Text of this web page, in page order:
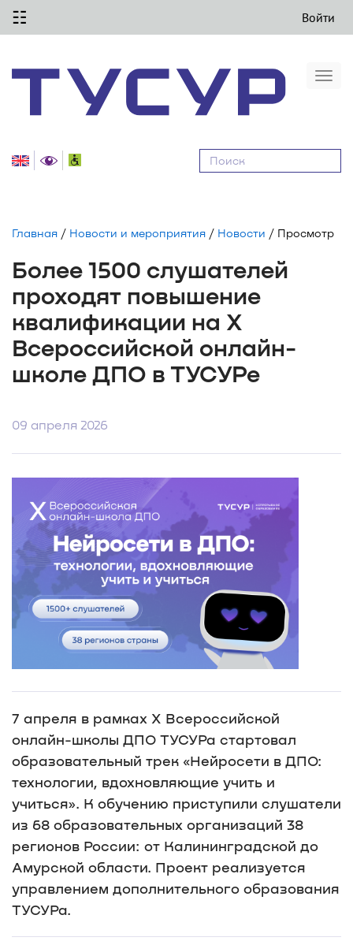
☷ Войти
Главная / Новости и мероприятия / Новости / Просмотр
Более 1500 слушателей
проходят повышение
квалификации на X
Всероссийской онлайн-
школе ДПО в ТУСУРе
09 апреля 2026
7 апреля в рамках X Всероссийской
онлайн-школы ДПО ТУСУРа стартовал
образовательный трек «Нейросети в ДПО:
технологии, вдохновляющие учить и
учиться». К обучению приступили слушатели
из 68 образовательных организаций 38
регионов России: от Калининградской до
Амурской области. Проект реализуется
управлением дополнительного образования
ТУСУРа.